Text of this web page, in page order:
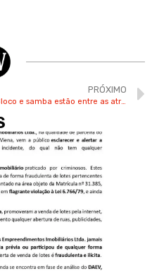
PRÓXIMO
Bloco e samba estão entre as atrações do Carnaval no Parque Municipal de Valinhos no domingo